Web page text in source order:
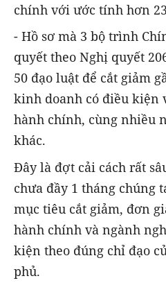
chính với ước tính hơn
- Hồ sơ mà 3 bộ trình
quyết theo Nghị quyết
50 đạo luật để cắt giảm
kinh doanh có điều kiện
hành chính, cùng nhiều
khác.
Đây là đợt cải cách rất
chưa đầy 1 tháng chúng
mục tiêu cắt giảm, đơn
hành chính và ngành
kiện theo đúng chỉ đạo
phủ.